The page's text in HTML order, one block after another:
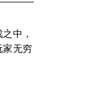
中，
家无穷